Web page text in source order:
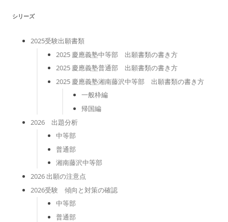
シリーズ
2025受験出願書類
2025 慶應義塾中等部 出願書類の書き方
2025 慶應義塾普通部 出願書類の書き方
2025 慶應義塾湘南藤沢中等部 出願書類の書き方
一般枠編
帰国編
2026 出題分析
中等部
普通部
湘南藤沢中等部
2026 出願の注意点
2026受験 傾向と対策の確認
中等部
普通部